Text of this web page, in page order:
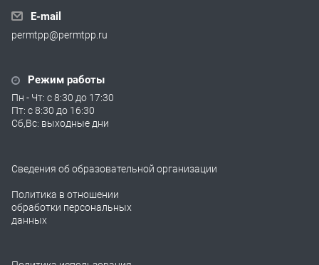
E-mail
permtpp@permtpp.ru
Режим работы
Пн - Чт: с 8:30 до 17:30
Пт: с 8:30 до 16:30
Сб,Вс: выходные дни
Сведения об образовательной организации
Политика в отношении
обработки персональных
данных